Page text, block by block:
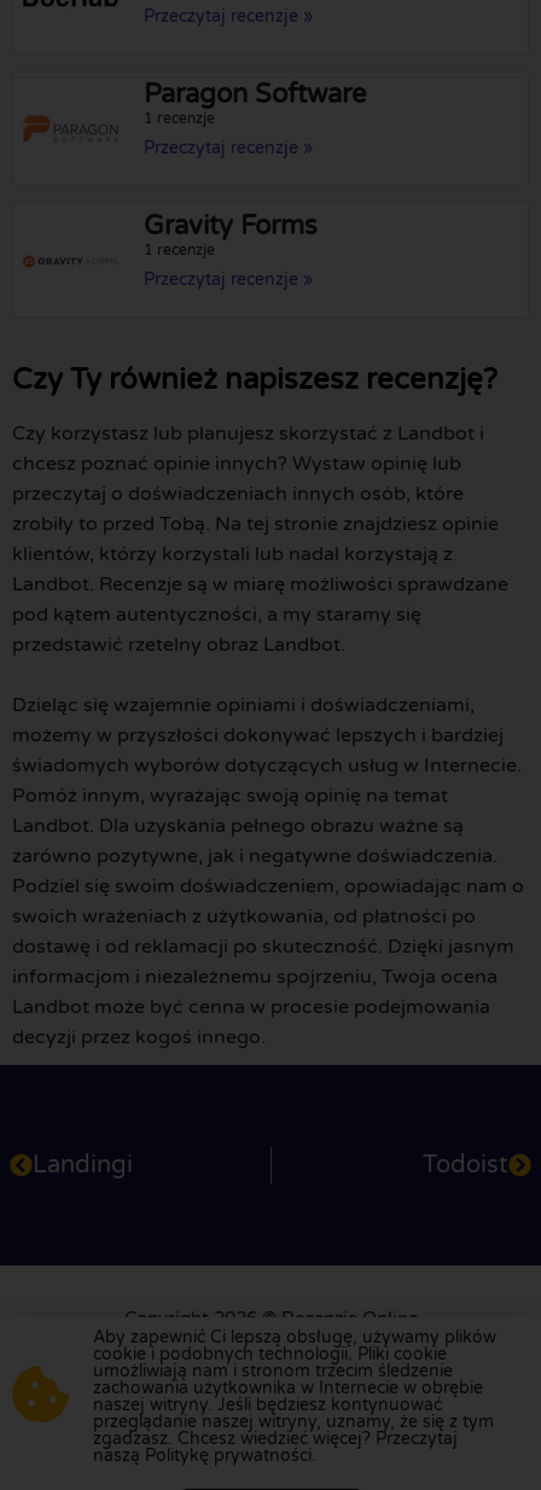
Przeczytaj recenzje »
Paragon Software
1 recenzje
Przeczytaj recenzje »
Gravity Forms
1 recenzje
Przeczytaj recenzje »
Czy Ty również napiszesz recenzję?
Czy korzystasz lub planujesz skorzystać z Landbot i
chcesz poznać opinie innych? Wystaw opinię lub
przeczytaj o doświadczeniach innych osób, które
zrobiły to przed Tobą. Na tej stronie znajdziesz opinie
klientów, którzy korzystali lub nadal korzystają z
Landbot. Recenzje są w miarę możliwości sprawdzane
pod kątem autentyczności, a my staramy się
przedstawić rzetelny obraz Landbot.
Dzieląc się wzajemnie opiniami i doświadczeniami,
możemy w przyszłości dokonywać lepszych i bardziej
świadomych wyborów dotyczących usług w Internecie.
Pomóż innym, wyrażając swoją opinię na temat
Landbot. Dla uzyskania pełnego obrazu ważne są
zarówno pozytywne, jak i negatywne doświadczenia.
Podziel się swoim doświadczeniem, opowiadając nam o
swoich wrażeniach z użytkowania, od płatności po
dostawę i od reklamacji po skuteczność. Dzięki jasnym
informacjom i niezależnemu spojrzeniu, Twoja ocena
Landbot może być cenna w procesie podejmowania
decyzji przez kogoś innego.
Landingi Todoist
Copyright 2026 © Recenzje Online
Obsługa klienta: +31 79 360 2701
info@recenzjeonline.pl
O nas Dla Użytkowników Dla firm
Privacy Policy
Polityka kontroli
Aby zapewnić Ci lepszą obsługę, używamy plików
cookie i podobnych technologii. Pliki cookie
umożliwiają nam i stronom trzecim śledzenie
zachowania użytkownika w Internecie w obrębie
naszej witryny. Jeśli będziesz kontynuować
przeglądanie naszej witryny, uznamy, że się z tym
zgadzasz. Chcesz wiedzieć więcej? Przeczytaj
naszą Politykę prywatności.